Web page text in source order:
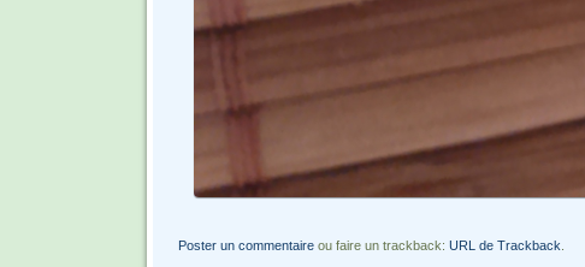
Poster un commentaireou faire un trackback: URL de Trackback